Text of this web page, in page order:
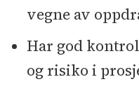
vegne av
Har god
og risiko i